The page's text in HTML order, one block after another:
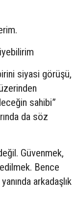
siyasi görüşü,
sahibi”
da söz
Güvenmek,
Bence
arkadaşlık